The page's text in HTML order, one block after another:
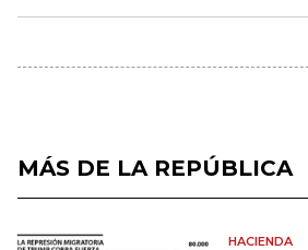
MÁS DE LA REPÚBLICA
HACIENDA